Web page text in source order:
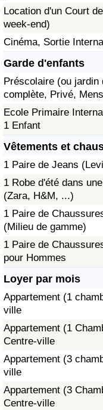
Location d'un Court
week-end)
Cinéma, Sortie
Garde d'enfants
Préscolaire (ou
complète, Privé,
Ecole Primaire
1 Enfant
Vêtements et
1 Paire de Jeans
1 Robe d'été dans
(Zara, H&M, ...)
1 Paire de
(Milieu de gamme)
1 Paire de
pour Hommes
Loyer par mois
Appartement (1
ville
Appartement (1
Centre-ville
Appartement (3
ville
Appartement (3
Centre-ville